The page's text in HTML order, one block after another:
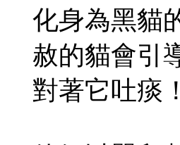
化身為黑貓
赦的貓會引
對著它吐痰！